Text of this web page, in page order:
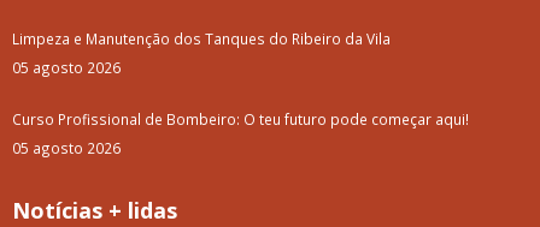
Limpeza e Manutenção dos Tanques do Ribeiro da Vila
05 agosto 2026
Curso Profissional de Bombeiro: O teu futuro pode começar aqui!
05 agosto 2026
Notícias + lidas